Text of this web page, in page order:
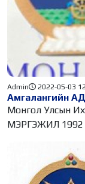
Амгалангийн
Admin 2022-05-03
Монгол Улсын Их Хурлын